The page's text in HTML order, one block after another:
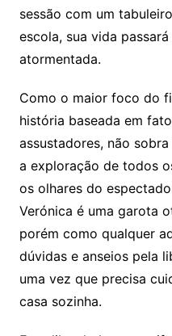
sessão com um
escola, sua vida
atormentada.
Como o maior foco do
história baseada em
assustadores, não
a exploração de todos
os olhares do
Verónica é uma garota
porém como qualquer
dúvidas e anseios pela
uma vez que precisa
casa sozinha.